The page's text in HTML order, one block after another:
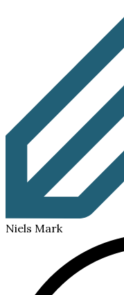
Niels Mark